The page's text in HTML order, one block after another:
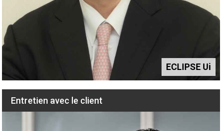
ECLIPSE Ui
Entretien avec le client